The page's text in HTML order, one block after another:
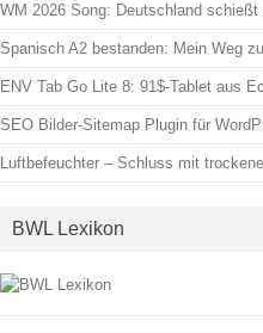
WM 2026 Song: Deutschland schießt
Spanisch A2 bestanden: Mein Weg
ENV Tab Go Lite 8: 91$-Tablet aus
SEO Bilder-Sitemap Plugin für
Luftbefeuchter – Schluss mit
BWL Lexikon